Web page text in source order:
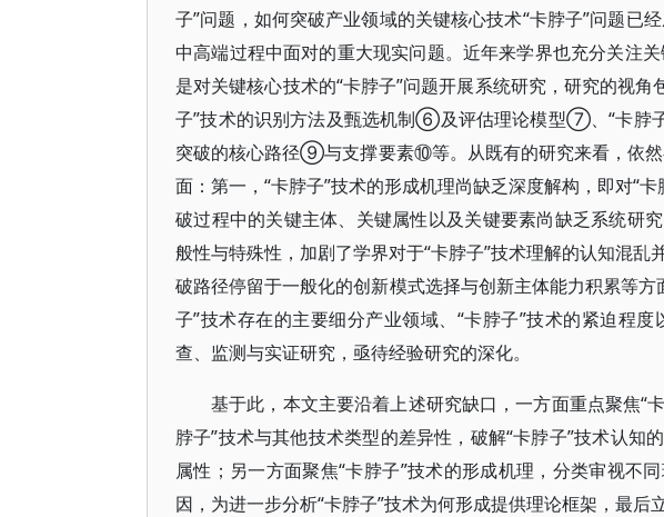
子”问题，如何突破产业领域的关键核心技术“卡脖子”问题已
中高端过程中面对的重大现实问题。近年来学界也充分关注
是对关键核心技术的“卡脖子”问题开展系统研究，研究的视
子”技术的识别方法及甄选机制⑥及评估理论模型⑦、“卡脖
突破的核心路径⑨与支撑要素⑩等。从既有的研究来看，依
面：第一，“卡脖子”技术的形成机理尚缺乏深度解构，即对“
破过程中的关键主体、关键属性以及关键要素尚缺乏系统研
般性与特殊性，加剧了学界对于“卡脖子”技术理解的认知混乱
破路径停留于一般化的创新模式选择与创新主体能力积累等
子”技术存在的主要细分产业领域、“卡脖子”技术的紧迫程
查、监测与实证研究，亟待经验研究的深化。
基于此，本文主要沿着上述研究缺口，一方面重点聚焦“
脖子”技术与其他技术类型的差异性，破解“卡脖子”技术认知
属性；另一方面聚焦“卡脖子”技术的形成机理，分类审视不
因，为进一步分析“卡脖子”技术为何形成提供理论框架，最后